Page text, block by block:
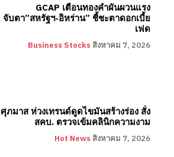
GCAP เตือนทองคำผันผวนแรง
จับตา”สหรัฐฯ-อิหร่าน” ชี้ชะตาดอกเบี้ย
เฟด
Business Stocks สิงหาคม 7, 2026
ศุภมาส ห่วงเทรนด์ดูดไขมันสร้างร่อง สั่ง
สคบ. ตรวจเข้มคลินิกความงาม
Hot News สิงหาคม 7, 2026